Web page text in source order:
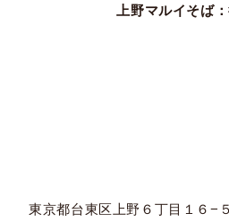
上野マルイそば
東京都台東区上野６丁目１６−